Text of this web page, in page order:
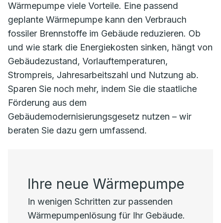
Wärmepumpe viele Vorteile. Eine passend
geplante Wärmepumpe kann den Verbrauch
fossiler Brennstoffe im Gebäude reduzieren. Ob
und wie stark die Energiekosten sinken, hängt von
Gebäudezustand, Vorlauftemperaturen,
Strompreis, Jahresarbeitszahl und Nutzung ab.
Sparen Sie noch mehr, indem Sie die staatliche
Förderung aus dem
Gebäudemodernisierungsgesetz nutzen – wir
beraten Sie dazu gern umfassend.
Ihre neue Wärmepumpe
In wenigen Schritten zur passenden
Wärmepumpenlösung für Ihr Gebäude.